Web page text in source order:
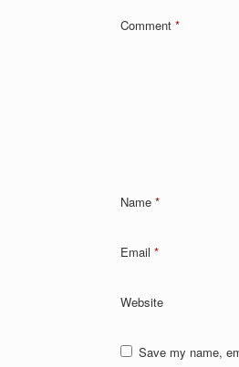
Comment *
Name *
Email *
Website
Save my name,